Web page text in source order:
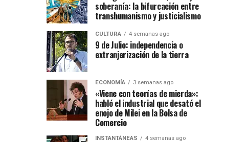
soberanía: la bifurcación entre
transhumanismo y justicialismo
CULTURA 4 semanas ago
9 de Julio: independencia o
extranjerización de la tierra
ECONOMÍA 3 semanas ago
«Viene con teorías de mierda»:
habló el industrial que desató el
enojo de Milei en la Bolsa de
Comercio
INSTANTÁNEAS 4 semanas ago